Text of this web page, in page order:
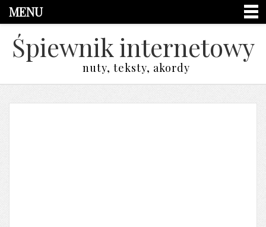
MENU
Śpiewnik internetowy
nuty, teksty, akordy